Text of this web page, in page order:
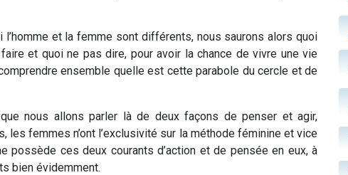
et la femme sont différents, nous saurons alors quoi
et quoi ne pas dire, pour avoir la chance de vivre une vie
ensemble quelle est cette parabole du cercle et de
nous allons parler là de deux façons de penser et agir,
les femmes n’ont l’exclusivité sur la méthode féminine et vice
possède ces deux courants d’action et de pensée en eux, à
bien évidemment.